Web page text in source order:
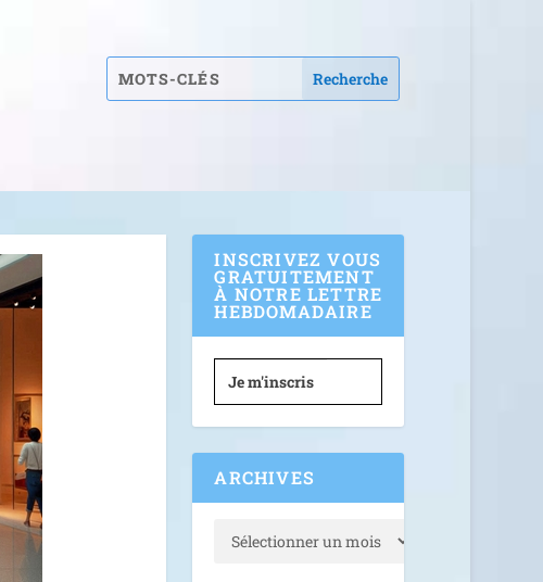
INSCRIVEZ VOUS
GRATUITEMENT
À NOTRE LETTRE
HEBDOMADAIRE
Je m'inscris
ARCHIVES